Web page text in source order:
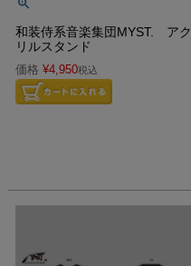
和装侍系音楽集団MYST. アク
リルスタンド
価格 ¥4,950税込